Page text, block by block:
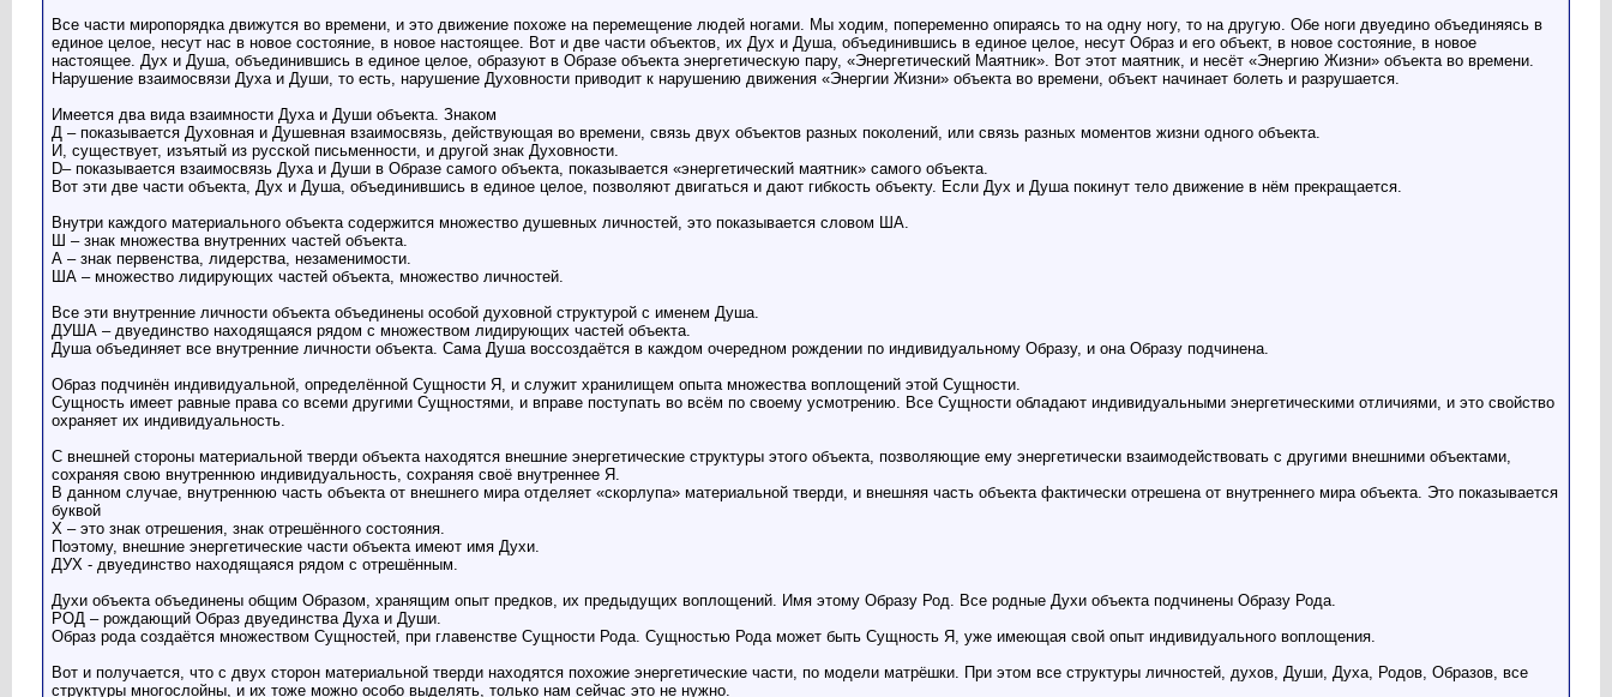
Все части миропорядка движутся во времени, и это движение похоже на перемещение людей ногами. Мы ходим, попеременно опираясь то на одну ногу, то на другую. Обе ноги двуедино объединяясь в
единое целое, несут нас в новое состояние, в новое настоящее. Вот и две части объектов, их Дух и Душа, объединившись в единое целое, несут Образ и его объект, в новое состояние, в новое
настоящее. Дух и Душа, объединившись в единое целое, образуют в Образе объекта энергетическую пару, «Энергетический Маятник». Вот этот маятник, и несёт «Энергию Жизни» объекта во времени.
Нарушение взаимосвязи Духа и Души, то есть, нарушение Духовности приводит к нарушению движения «Энергии Жизни» объекта во времени, объект начинает болеть и разрушается.
Имеется два вида взаимности Духа и Души объекта. Знаком
Д – показывается Духовная и Душевная взаимосвязь, действующая во времени, связь двух объектов разных поколений, или связь разных моментов жизни одного объекта.
И, существует, изъятый из русской письменности, и другой знак Духовности.
D– показывается взаимосвязь Духа и Души в Образе самого объекта, показывается «энергетический маятник» самого объекта.
Вот эти две части объекта, Дух и Душа, объединившись в единое целое, позволяют двигаться и дают гибкость объекту. Если Дух и Душа покинут тело движение в нём прекращается.
Внутри каждого материального объекта содержится множество душевных личностей, это показывается словом ША.
Ш – знак множества внутренних частей объекта.
А – знак первенства, лидерства, незаменимости.
ША – множество лидирующих частей объекта, множество личностей.
Все эти внутренние личности объекта объединены особой духовной структурой с именем Душа.
ДУША – двуединство находящаяся рядом с множеством лидирующих частей объекта.
Душа объединяет все внутренние личности объекта. Сама Душа воссоздаётся в каждом очередном рождении по индивидуальному Образу, и она Образу подчинена.
Образ подчинён индивидуальной, определённой Сущности Я, и служит хранилищем опыта множества воплощений этой Сущности.
Сущность имеет равные права со всеми другими Сущностями, и вправе поступать во всём по своему усмотрению. Все Сущности обладают индивидуальными энергетическими отличиями, и это свойство
охраняет их индивидуальность.
С внешней стороны материальной тверди объекта находятся внешние энергетические структуры этого объекта, позволяющие ему энергетически взаимодействовать с другими внешними объектами,
сохраняя свою внутреннюю индивидуальность, сохраняя своё внутреннее Я.
В данном случае, внутреннюю часть объекта от внешнего мира отделяет «скорлупа» материальной тверди, и внешняя часть объекта фактически отрешена от внутреннего мира объекта. Это показывается
буквой
Х – это знак отрешения, знак отрешённого состояния.
Поэтому, внешние энергетические части объекта имеют имя Духи.
ДУХ - двуединство находящаяся рядом с отрешённым.
Духи объекта объединены общим Образом, хранящим опыт предков, их предыдущих воплощений. Имя этому Образу Род. Все родные Духи объекта подчинены Образу Рода.
РОД – рождающий Образ двуединства Духа и Души.
Образ рода создаётся множеством Сущностей, при главенстве Сущности Рода. Сущностью Рода может быть Сущность Я, уже имеющая свой опыт индивидуального воплощения.
Вот и получается, что с двух сторон материальной тверди находятся похожие энергетические части, по модели матрёшки. При этом все структуры личностей, духов, Души, Духа, Родов, Образов, все
структуры многослойны, и их тоже можно особо выделять, только нам сейчас это не нужно.